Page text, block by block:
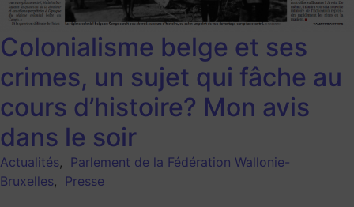
Colonialisme belge et ses
crimes, un sujet qui fâche au
cours d’histoire? Mon avis
dans le soir
Actualités, Parlement de la Fédération Wallonie-
Bruxelles, Presse